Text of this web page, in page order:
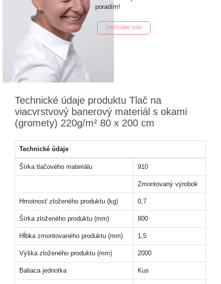
poradím!
ZAVOLÁME VÁM
Technické údaje produktu Tlač na
viacvrstvový banerový materiál s okami
(gromety) 220g/m² 80 x 200 cm
Technické údaje
Šírka tlačového materiálu 910
Zmontovaný výrobok
Hmotnosť zloženého produktu (kg) 0,7
Šírka zloženého produktu (mm) 800
Hĺbka zmontovaného produktu (mm) 1,5
Výška zloženého produktu (mm) 2000
Baliaca jednotka Kus